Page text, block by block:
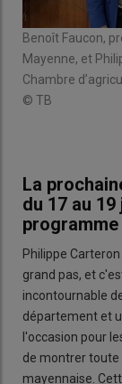
Benoît Faucon,
Mayenne, et
Chambre
© TB
La
du 17 au
programme
Philippe
grand pas, et
incontournable
département et
l'occasion pour
de montrer toute
mayennaise.